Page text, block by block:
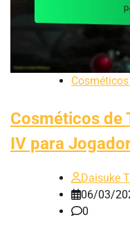
Cosméticos de
IV para
Daisuke
06/03/
0